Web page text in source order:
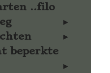
..filo
beperkte